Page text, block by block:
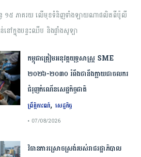
ន្ធ ១៥ ភាគរយ លើមុខទំនិញទាំងឡាយណាផលិតពីប៉ូលី
ៅក្នុងបន្ទះឈីប និងផ្ទាំងសូឡា
កម្ពុជា​ត្រៀមអនុវត្ត​យុទ្ធសាស្ត្រ​ ​SME​ ​
២០២៦​-​២០៣០​ រំពឹងថានឹងក្លាយ​ជា​ចលករ​
ជំរុញ​កំណើន​សេដ្ឋកិច្ច​ជាតិ​
ព្រឹត្តិការណ៍, សេដ្ឋកិច្ច
• 07/08/2026
វិធានការស្រោចស្រង់របស់រាជរដ្ឋាភិបាល​